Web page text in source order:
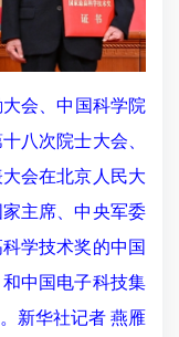
会、中国科学院
八次院士大会、
会在北京人民大
主席、中央军委
学技术奖的中国
中国电子科技集
新华社记者 燕雁